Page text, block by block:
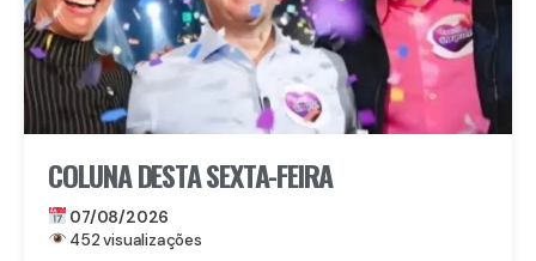
COLUNA DESTA SEXTA-FEIRA
07/08/2026
452 visualizações